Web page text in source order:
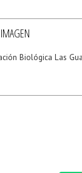
Biológica Las